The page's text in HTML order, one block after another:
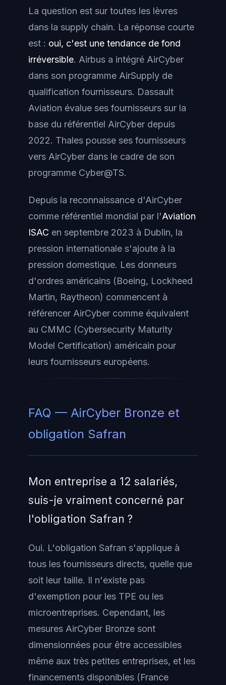
La question est sur toutes les lèvres
dans la supply chain. La réponse courte
est : oui, c'est une tendance de fond
irréversible. Airbus a intégré AirCyber
dans son programme AirSupply de
qualification fournisseurs. Dassault
Aviation évalue ses fournisseurs sur la
base du référentiel AirCyber depuis
2022. Thales pousse ses fournisseurs
vers AirCyber dans le cadre de son
programme Cyber@TS.
Depuis la reconnaissance d'AirCyber
comme référentiel mondial par l'Aviation
ISAC en septembre 2023 à Dublin, la
pression internationale s'ajoute à la
pression domestique. Les donneurs
d'ordres américains (Boeing, Lockheed
Martin, Raytheon) commencent à
référencer AirCyber comme équivalent
au CMMC (Cybersecurity Maturity
Model Certification) américain pour
leurs fournisseurs européens.
FAQ — AirCyber Bronze et
obligation Safran
Mon entreprise a 12 salariés,
suis-je vraiment concerné par
l'obligation Safran ?
Oui. L'obligation Safran s'applique à
tous les fournisseurs directs, quelle que
soit leur taille. Il n'existe pas
d'exemption pour les TPE ou les
microentreprises. Cependant, les
mesures AirCyber Bronze sont
dimensionnées pour être accessibles
même aux très petites entreprises, et les
financements disponibles (France